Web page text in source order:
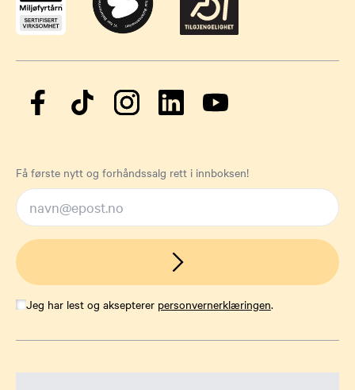
Få første nytt og forhåndssalg rett i innboksen!
Jeg har lest og aksepterer personvernerklæringen.